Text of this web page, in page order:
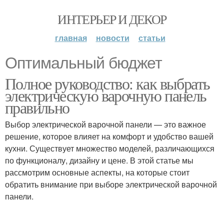
ИНТЕРЬЕР И ДЕКОР
главная новости статьи
Оптимальный бюджет
Полное руководство: как выбрать
электрическую варочную панель
правильно
Выбор электрической варочной панели — это важное
решение, которое влияет на комфорт и удобство вашей
кухни. Существует множество моделей, различающихся
по функционалу, дизайну и цене. В этой статье мы
рассмотрим основные аспекты, на которые стоит
обратить внимание при выборе электрической варочной
панели.